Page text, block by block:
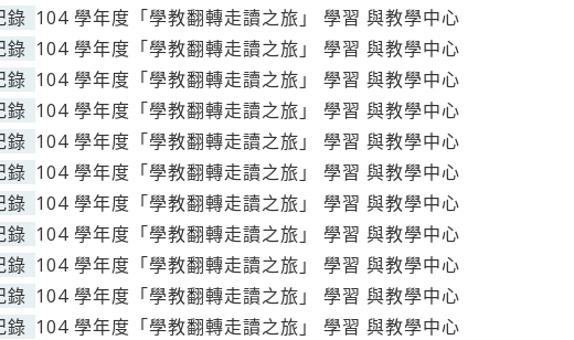
錄 104 學年度「學教翻轉走讀之旅」 學習 與教學中心
錄 104 學年度「學教翻轉走讀之旅」 學習 與教學中心
錄 104 學年度「學教翻轉走讀之旅」 學習 與教學中心
錄 104 學年度「學教翻轉走讀之旅」 學習 與教學中心
錄 104 學年度「學教翻轉走讀之旅」 學習 與教學中心
錄 104 學年度「學教翻轉走讀之旅」 學習 與教學中心
錄 104 學年度「學教翻轉走讀之旅」 學習 與教學中心
錄 104 學年度「學教翻轉走讀之旅」 學習 與教學中心
錄 104 學年度「學教翻轉走讀之旅」 學習 與教學中心
錄 104 學年度「學教翻轉走讀之旅」 學習 與教學中心
錄 104 學年度「學教翻轉走讀之旅」 學習 與教學中心